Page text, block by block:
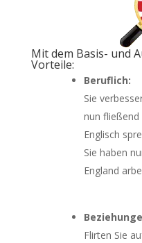
Mit dem Basis- und
Vorteile:
Beruflich:
Sie
nun fließend
Englisch
Sie haben
England
Flirten Sie